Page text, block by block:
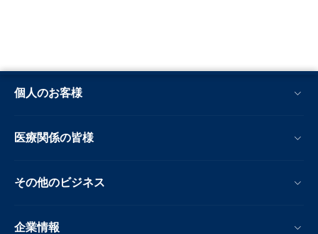
個人のお客様
医療関係の皆様
その他のビジネス
企業情報